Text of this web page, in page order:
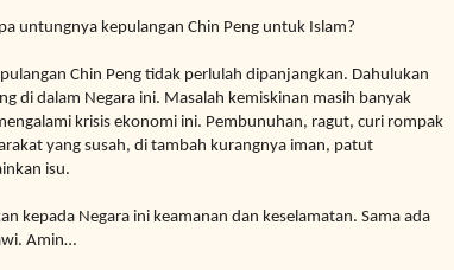
untungnya kepulangan Chin Peng untuk Islam?
Chin Peng tidak perlulah dipanjangkan. Dahulukan
di dalam Negara ini. Masalah kemiskinan masih banyak
krisis ekonomi ini. Pembunuhan, ragut, curi rompak
yang susah, di tambah kurangnya iman, patut
isu.
kepada Negara ini keamanan dan keselamatan. Sama ada
Amin…